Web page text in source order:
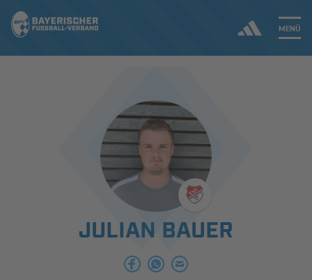
MENÜ
ERGEBNISSE & WETTBEWERBE
SPIELBETRIEB & VERBANDSLEBEN
AUSBILDUNG & FÖRDERUNG
JULIAN BAUER